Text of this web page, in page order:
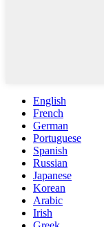
English
French
German
Portuguese
Spanish
Russian
Japanese
Korean
Arabic
Irish